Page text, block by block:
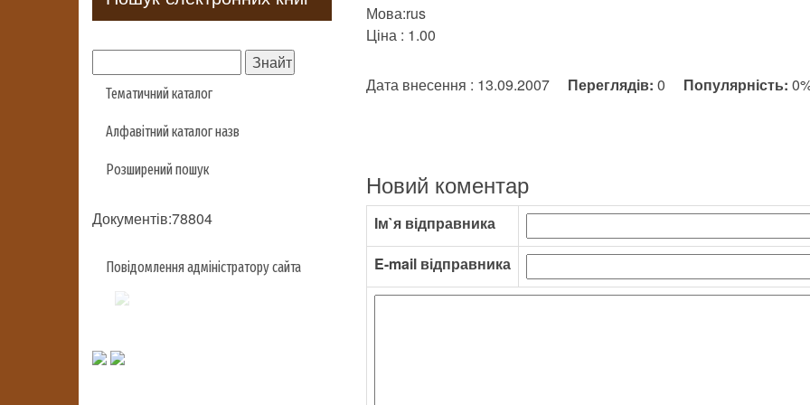
Тематичний каталог
Алфавітний каталог назв
Розширений пошук
Документів:78804
Повідомлення адміністратору сайта
Мова:rus
Ціна : 1.00
Дата внесення : 13.09.2007 Переглядів: 0 Популярність:
Новий коментар
Ім`я відправника
E-mail відправника